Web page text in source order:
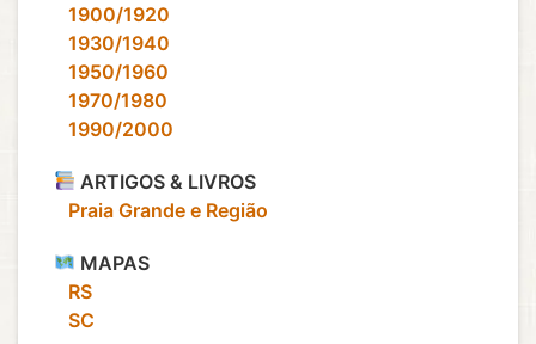
‎ ‎ ‎ 1900/1920
‎ ‎ ‎ 1930/1940
‎ ‎ ‎ 1950/1960
‎ ‎ ‎ 1970/1980
‎ ‎ ‎ 1990/2000
ARTIGOS & LIVROS
‎ ‎ ‎ Praia Grande e Região
MAPAS
‎ ‎ ‎ RS
‎ ‎ ‎ SC